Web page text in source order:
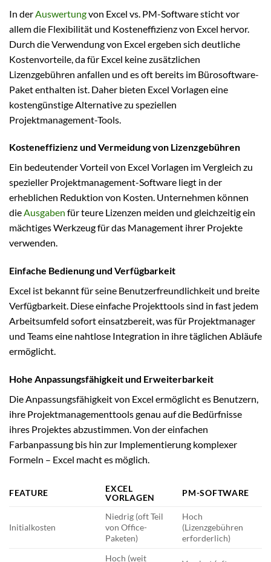
In der Auswertungvon Excel vs. PM-Software sticht vor
allem die Flexibilität und Kosteneffizienz von Excel hervor.
Durch die Verwendung von Excel ergeben sich deutliche
Kostenvorteile, da für Excel keine zusätzlichen
Lizenzgebühren anfallen und es oft bereits im Bürosoftware-
Paket enthalten ist. Daher bieten Excel Vorlagen eine
kostengünstige Alternative zu speziellen
Projektmanagement-Tools.
Kosteneffizienz und Vermeidung von Lizenzgebühren
Ein bedeutender Vorteil von Excel Vorlagen im Vergleich zu
spezieller Projektmanagement-Software liegt in der
erheblichen Reduktion von Kosten. Unternehmen können
dieAusgaben für teure Lizenzen meiden und gleichzeitig ein
mächtiges Werkzeug für das Management ihrer Projekte
verwenden.
Einfache Bedienung und Verfügbarkeit
Excel ist bekannt für seine Benutzerfreundlichkeit und breite
Verfügbarkeit. Diese einfache Projekttools sind in fast jedem
Arbeitsumfeld sofort einsatzbereit, was für Projektmanager
und Teams eine nahtlose Integration in ihre täglichen Abläufe
ermöglicht.
Hohe Anpassungsfähigkeit und Erweiterbarkeit
Die Anpassungsfähigkeit von Excel ermöglicht es Benutzern,
ihre Projektmanagementtools genau auf die Bedürfnisse
ihres Projektes abzustimmen. Von der einfachen
Farbanpassung bis hin zur Implementierung komplexer
Formeln – Excel macht es möglich.
FEATURE
EXCEL
VORLAGEN
PM-SOFTWARE
Initialkosten
Niedrig (oft Teil
von Office-
Paketen)
Hoch
(Lizenzgebühren
erforderlich)
Hoch (weit